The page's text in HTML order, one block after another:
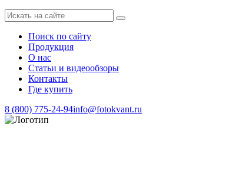
Поиск по сайту
Продукция
О нас
Статьи и видеообзоры
Контакты
Где купить
8 (800) 775-24-94info@fotokvant.ru